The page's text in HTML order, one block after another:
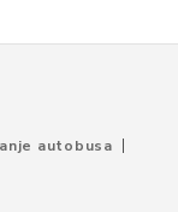
autobusa